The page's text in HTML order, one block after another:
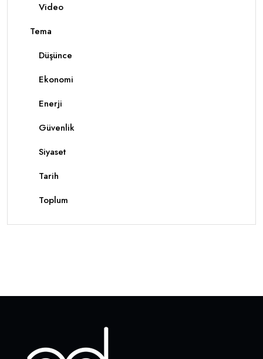
Video
Tema
Düşünce
Ekonomi
Enerji
Güvenlik
Siyaset
Tarih
Toplum